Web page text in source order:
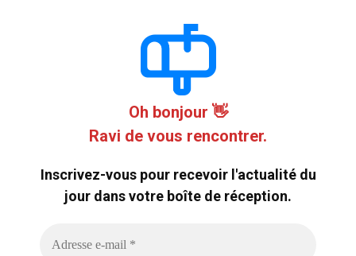
Oh bonjour 👋
Ravi de vous rencontrer.
Inscrivez-vous pour recevoir l'actualité du
jour dans votre boîte de réception.